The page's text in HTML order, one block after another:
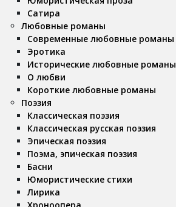
Сатира
Любовные романы
Современные любовные романы
Эротика
Исторические любовные романы
О любви
Короткие любовные романы
Поэзия
Классическая поэзия
Классическая русская поэзия
Эпическая поэзия
Поэма, эпическая поэзия
Басни
Юмористические стихи
Лирика